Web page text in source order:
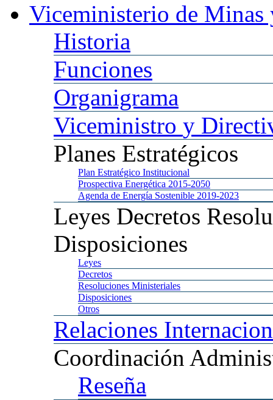
Viceministerio de Minas
Historia
Funciones
Organigrama
Viceministro y
Planes Estratégicos
Plan Estratégico Institucional
Prospectiva Energética 2015-2050
Agenda de Energía Sostenible 2019-2023
Leyes Decretos
Disposiciones
Leyes
Decretos
Resoluciones Ministeriales
Disposiciones
Otros
Relaciones
Coordinación
Reseña